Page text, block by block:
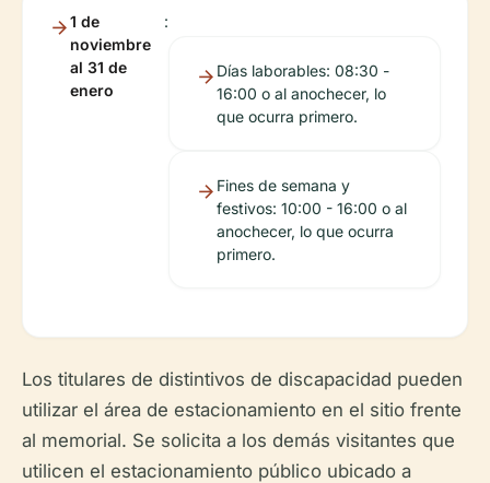
1 de
noviembre
al 31 de
enero
:
Días laborables: 08:30 -
16:00 o al anochecer, lo
que ocurra primero.
Fines de semana y
festivos: 10:00 - 16:00 o al
anochecer, lo que ocurra
primero.
Los titulares de distintivos de discapacidad pueden
utilizar el área de estacionamiento en el sitio frente
al memorial. Se solicita a los demás visitantes que
utilicen el estacionamiento público ubicado a